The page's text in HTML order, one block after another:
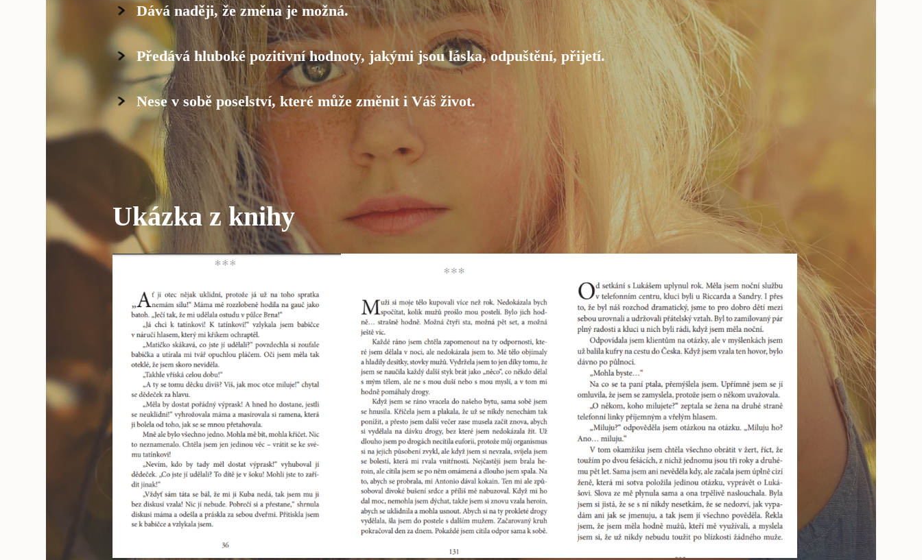
Dává naději, že změna je možná.
Předává hluboké pozitivní hodnoty, jakými jsou láska, odpuštění, přijetí.
Nese v sobě poselství, které může změnit i Váš život.
Ukázka z knihy